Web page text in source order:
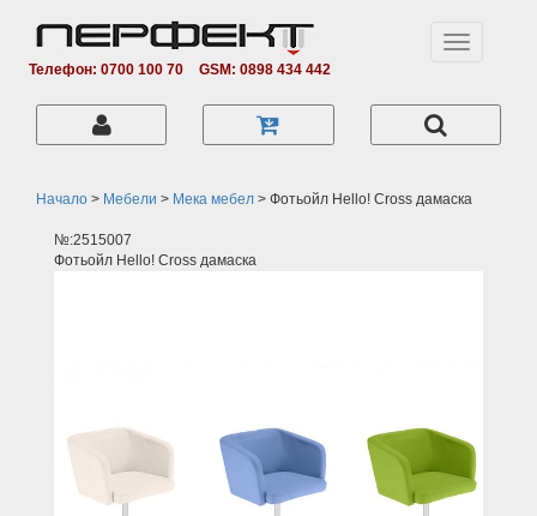
Телефон: 0700 100 70 GSM: 0898 434 442
Toggle
Начало > Мебели > Мека мебел > Фотьойл Hello! Cross дамаска
№:2515007
Фотьойл Hello! Cross дамаска